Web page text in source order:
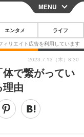
CLOSE
スマートフォン
その他
映画・ドラマ
MENU
エンタメ ライフ
で繋がってい
由
2023.7.13（木）8:30